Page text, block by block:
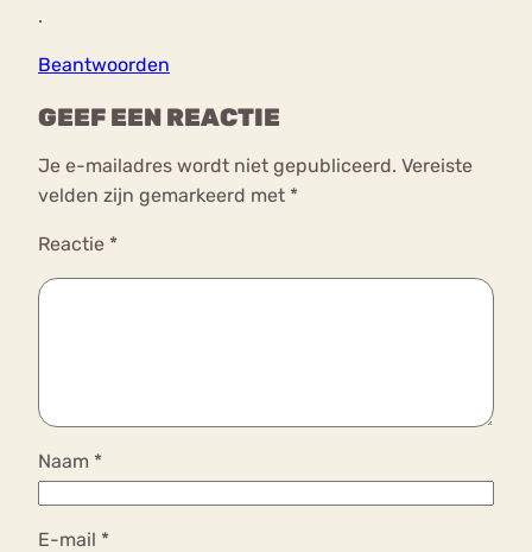
.
Beantwoorden
GEEF EEN REACTIE
Je e-mailadres wordt niet gepubliceerd. Vereiste
velden zijn gemarkeerd met *
Reactie *
Naam *
E-mail *